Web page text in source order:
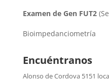
Examen de Gen FUT2
Bioimpedanciometría
Encuéntranos
Alonso de Cordova 5151